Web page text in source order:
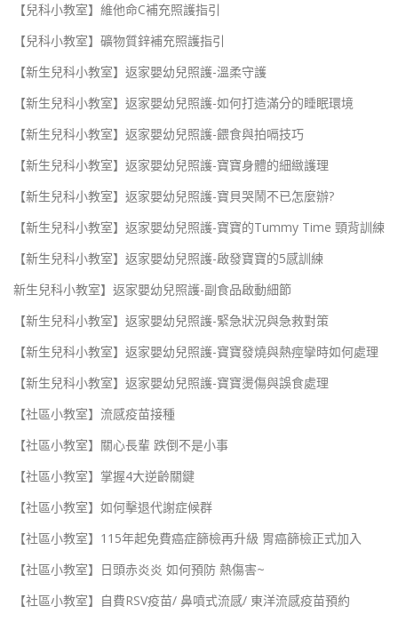
【兒科小教室】維他命C補充照護指引
【兒科小教室】礦物質鋅補充照護指引
【新生兒科小教室】返家嬰幼兒照護-溫柔守護
【新生兒科小教室】返家嬰幼兒照護-如何打造滿分的睡眠環境
【新生兒科小教室】返家嬰幼兒照護-餵食與拍嗝技巧
【新生兒科小教室】返家嬰幼兒照護-寶寶身體的細緻護理
【新生兒科小教室】返家嬰幼兒照護-寶貝哭鬧不已怎麼辦?
【新生兒科小教室】返家嬰幼兒照護-寶寶的Tummy Time 頸背訓練
【新生兒科小教室】返家嬰幼兒照護-啟發寶寶的5感訓練
新生兒科小教室】返家嬰幼兒照護-副食品啟動細節
【新生兒科小教室】返家嬰幼兒照護-緊急狀況與急救對策
【新生兒科小教室】返家嬰幼兒照護-寶寶發燒與熱痙攣時如何處理
【新生兒科小教室】返家嬰幼兒照護-寶寶燙傷與誤食處理
【社區小教室】流感疫苗接種
【社區小教室】關心長輩 跌倒不是小事
【社區小教室】掌握4大逆齡關鍵
【社區小教室】如何擊退代謝症候群
【社區小教室】115年起免費癌症篩檢再升級 胃癌篩檢正式加入
【社區小教室】日頭赤炎炎 如何預防 熱傷害~
【社區小教室】自費RSV疫苗/ 鼻噴式流感/ 東洋流感疫苗預約